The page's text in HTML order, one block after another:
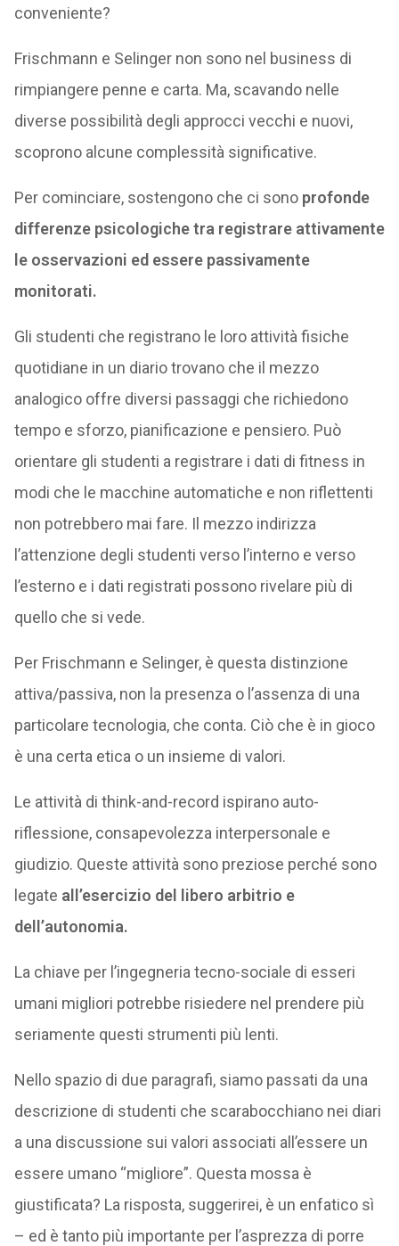
conveniente?
Frischmann e Selinger non sono nel business di
rimpiangere penne e carta. Ma, scavando nelle
diverse possibilità degli approcci vecchi e nuovi,
scoprono alcune complessità significative.
Per cominciare, sostengono che ci sonoprofonde
differenze psicologiche tra registrare attivamente
le osservazioni ed essere passivamente
monitorati.
Gli studenti che registrano le loro attività fisiche
quotidiane in un diario trovano che il mezzo
analogico offre diversi passaggi che richiedono
tempo e sforzo, pianificazione e pensiero. Può
orientare gli studenti a registrare i dati di fitness in
modi che le macchine automatiche e non riflettenti
non potrebbero mai fare. Il mezzo indirizza
l’attenzione degli studenti verso l’interno e verso
l’esterno e i dati registrati possono rivelare più di
quello che si vede.
Per Frischmann e Selinger, è questa distinzione
attiva/passiva, non la presenza o l’assenza di una
particolare tecnologia, che conta. Ciò che è in gioco
è una certa etica o un insieme di valori.
Le attività di think-and-record ispirano auto-
riflessione, consapevolezza interpersonale e
giudizio. Queste attività sono preziose perché sono
legate all’esercizio del libero arbitrio e
dell’autonomia.
La chiave per l’ingegneria tecno-sociale di esseri
umani migliori potrebbe risiedere nel prendere più
seriamente questi strumenti più lenti.
Nello spazio di due paragrafi, siamo passati da una
descrizione di studenti che scarabocchiano nei diari
a una discussione sui valori associati all’essere un
essere umano “migliore”. Questa mossa è
giustificata? La risposta, suggerirei, è un enfatico sì
– ed è tanto più importante per l’asprezza di porre